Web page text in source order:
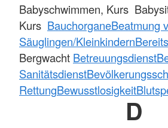
Babyschwimmen, Kurs
Kurs BauchorganeBeatmung
Säuglingen/Kleinkindern
Bergwacht Betreuungsdienst
Sanitätsdienst
RettungBewusstlosigkeit
D